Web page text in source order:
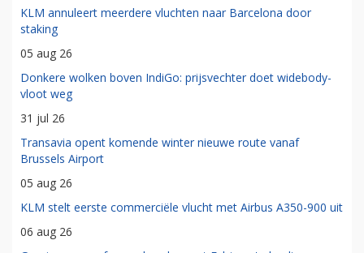
KLM annuleert meerdere vluchten naar Barcelona door
staking
05 aug 26
Donkere wolken boven IndiGo: prijsvechter doet widebody-
vloot weg
31 jul 26
Transavia opent komende winter nieuwe route vanaf
Brussels Airport
05 aug 26
KLM stelt eerste commerciële vlucht met Airbus A350-900 uit
06 aug 26